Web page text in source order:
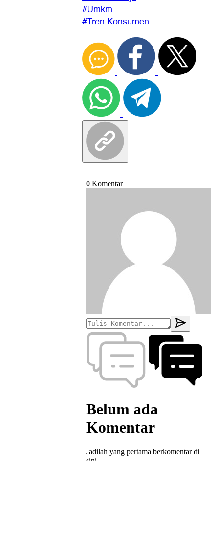
#Umkm
#Tren Konsumen